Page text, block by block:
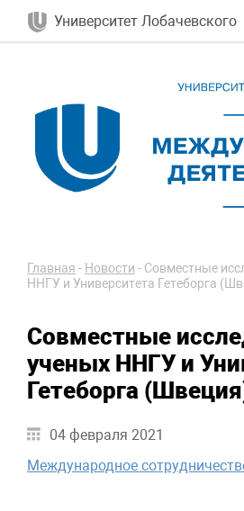
Университет Лобачевского
Главная - Новости - Совместные
ННГУ и Университета Гетеборга
Совместные
ученых ННГУ и
Гетеборга
04 февраля 2021
Международное